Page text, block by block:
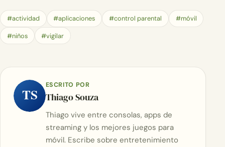
#actividad #aplicaciones #control parental #móvil
#niños #vigilar
TS
ESCRITO POR
Thiago Souza
Thiago vive entre consolas, apps de
streaming y los mejores juegos para
móvil. Escribe sobre entretenimiento